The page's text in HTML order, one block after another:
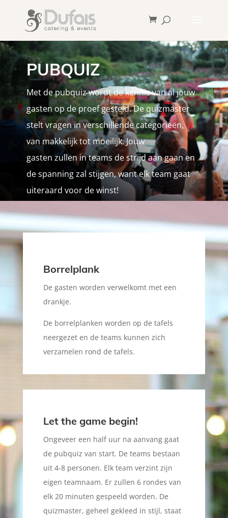
PUBQUIZ
Met de pubquiz wordt de kennis van al jouw
gasten op de proef gesteld. De quizmaster
stelt vragen in verschillende categorieën,
van makkelijk tot moeilijk. Jouw
gasten zullen in teams de strijd aan gaan en
de spanning zal stijgen, want elk team gaat
uiteraard voor de winst!
Borrelplank
De gasten worden verwelkomt met een
drankje.
De borrelplanken worden op de tafels
neergezet en de teams kunnen zich
verzamelen rond de tafels.
Let the game begin!
Ongeveer een half uur na aanvang gaat
de pubquiz van start. De teams bestaan
uit 4-8 personen. Elk team verzint zijn
eigen teamnaam. Er zullen 6 rondes van
elk 20 minuten gespeeld worden. De
quizmaster, geheel gekleed in stijl, staat